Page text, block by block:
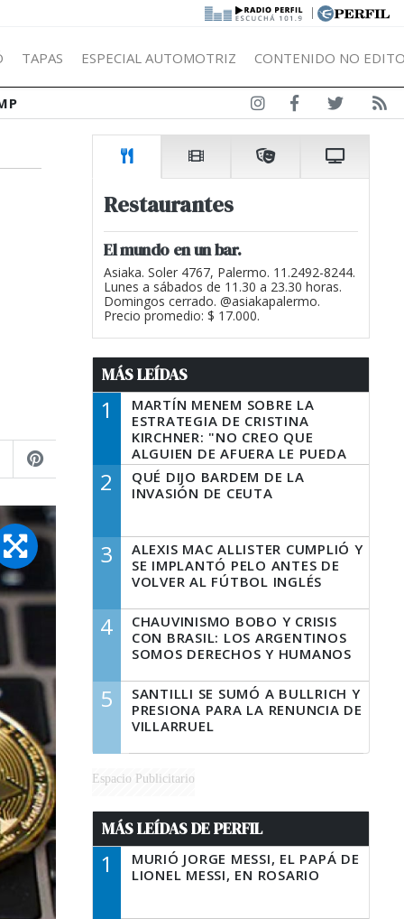
|
TAPAS ESPECIAL AUTOMOTRIZ CONTENIDO NO
Restaurantes
El mundo en un bar.
Asiaka. Soler 4767, Palermo. 11.2492-8244.
Lunes a sábados de 11.30 a 23.30 horas.
Domingos cerrado. @asiakapalermo.
Precio promedio: $ 17.000.
MÁS LEÍDAS
1
MARTÍN MENEM SOBRE LA
ESTRATEGIA DE CRISTINA
KIRCHNER: "NO CREO QUE
ALGUIEN DE AFUERA LE PUEDA
DECIR A LA JUSTICIA LO QUE
TIENE QUE HACER"
2
QUÉ DIJO BARDEM DE LA
INVASIÓN DE CEUTA
3
ALEXIS MAC ALLISTER CUMPLIÓ Y
SE IMPLANTÓ PELO ANTES DE
VOLVER AL FÚTBOL INGLÉS
4
CHAUVINISMO BOBO Y CRISIS
CON BRASIL: LOS ARGENTINOS
SOMOS DERECHOS Y HUMANOS
5
SANTILLI SE SUMÓ A BULLRICH Y
PRESIONA PARA LA RENUNCIA DE
VILLARRUEL
Espacio Publicitario
MÁS LEÍDAS DE PERFIL
1
MURIÓ JORGE MESSI, EL PAPÁ DE
LIONEL MESSI, EN ROSARIO